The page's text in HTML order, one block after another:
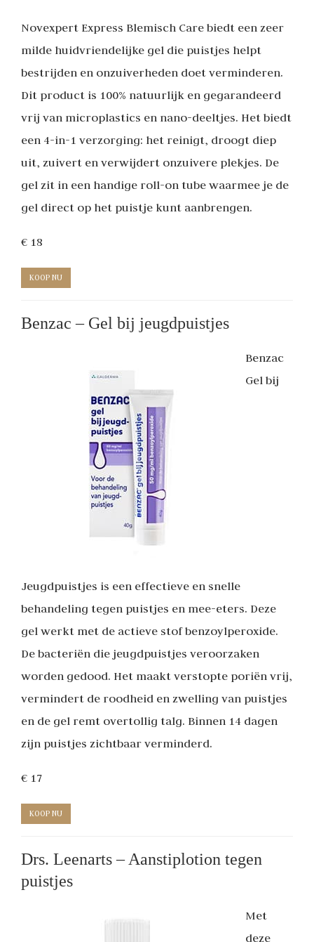
Novexpert Express Blemisch Care biedt een zeer
milde huidvriendelijke gel die puistjes helpt
bestrijden en onzuiverheden doet verminderen.
Dit product is 100% natuurlijk en gegarandeerd
vrij van microplastics en nano-deeltjes. Het biedt
een 4-in-1 verzorging: het reinigt, droogt diep
uit, zuivert en verwijdert onzuivere plekjes. De
gel zit in een handige roll-on tube waarmee je de
gel direct op het puistje kunt aanbrengen.
€ 18
KOOP NU
Benzac – Gel bij jeugdpuistjes
Benzac
Gel bij
Jeugdpuistjes is een effectieve en snelle
behandeling tegen puistjes en mee-eters. Deze
gel werkt met de actieve stof benzoylperoxide.
De bacteriën die jeugdpuistjes veroorzaken
worden gedood. Het maakt verstopte poriën vrij,
vermindert de roodheid en zwelling van puistjes
en de gel remt overtollig talg. Binnen 14 dagen
zijn puistjes zichtbaar verminderd.
€ 17
KOOP NU
Drs. Leenarts – Aanstiplotion tegen
puistjes
Met
deze